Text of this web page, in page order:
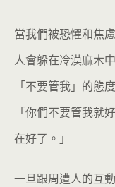
當我們被恐懼和焦
人會躲在冷漠麻木
「不要管我」的態
「你們不要管我就
在好了。」
一旦跟周遭人的互